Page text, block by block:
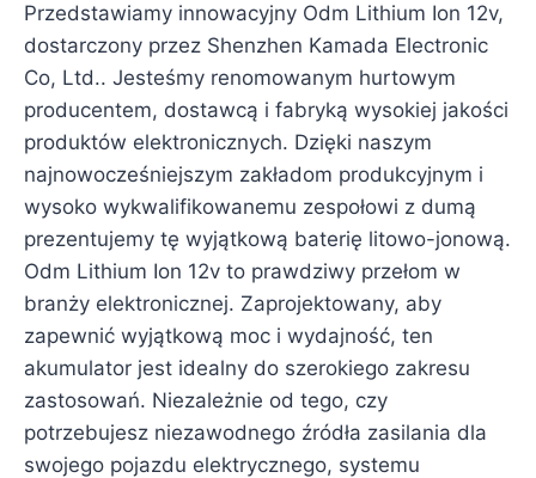
Przedstawiamy innowacyjny Odm Lithium Ion 12v,
dostarczony przez Shenzhen Kamada Electronic
Co, Ltd.. Jesteśmy renomowanym hurtowym
producentem, dostawcą i fabryką wysokiej jakości
produktów elektronicznych. Dzięki naszym
najnowocześniejszym zakładom produkcyjnym i
wysoko wykwalifikowanemu zespołowi z dumą
prezentujemy tę wyjątkową baterię litowo-jonową.
Odm Lithium Ion 12v to prawdziwy przełom w
branży elektronicznej. Zaprojektowany, aby
zapewnić wyjątkową moc i wydajność, ten
akumulator jest idealny do szerokiego zakresu
zastosowań. Niezależnie od tego, czy
potrzebujesz niezawodnego źródła zasilania dla
swojego pojazdu elektrycznego, systemu